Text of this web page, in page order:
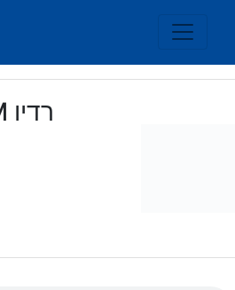
רדיו 69FM